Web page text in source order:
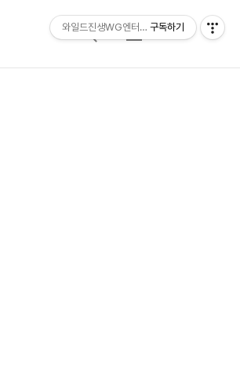
검
메
와일드진생WG엔터테인먼트
구독하기